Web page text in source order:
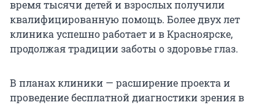
время тысячи детей и взрослых получили
квалифицированную помощь. Более двух лет
клиника успешно работает и в Красноярске,
продолжая традиции заботы о здоровье глаз.
В планах клиники — расширение проекта и
проведение бесплатной диагностики зрения в